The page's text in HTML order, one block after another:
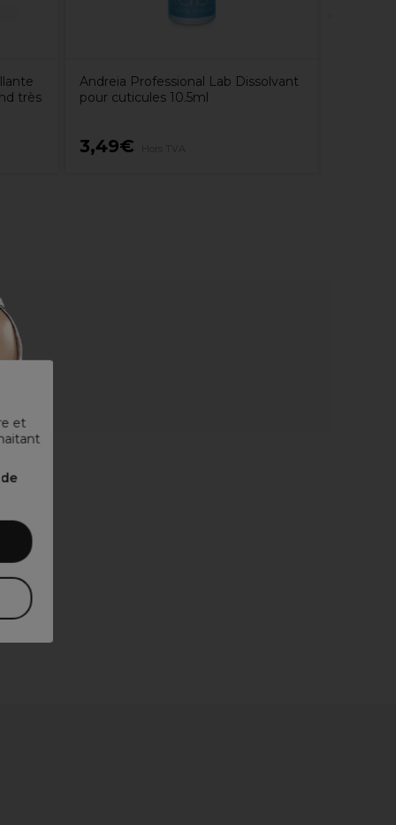
et
très
Andreia Professional Lab Dissolvant
pour cuticules 10.5ml
3,49€